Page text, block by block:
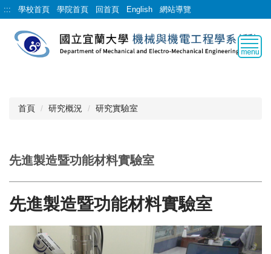
跳
到
::: 學校首頁 學院首頁 回首頁 English 網站導覽
首頁 研究概況 研究實驗室
先進製造暨功能材料實驗室
先進製造暨功能材料實驗室